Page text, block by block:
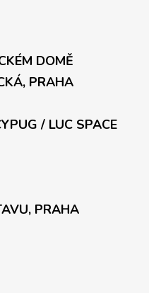
DOMĚ
PRAHA
/ LUC SPACE
PRAHA